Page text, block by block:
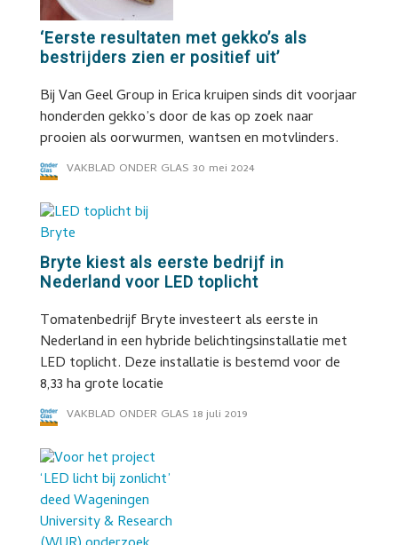
‘Eerste resultaten met gekko’s als
bestrijders zien er positief uit’
Bij Van Geel Group in Erica kruipen sinds dit voorjaar
honderden gekko’s door de kas op zoek naar
prooien als oorwurmen, wantsen en motvlinders.
VAKBLAD ONDER GLAS 30 mei 2024
Bryte kiest als eerste bedrijf in
Nederland voor LED toplicht
Tomatenbedrijf Bryte investeert als eerste in
Nederland in een hybride belichtingsinstallatie met
LED toplicht. Deze installatie is bestemd voor de
8,33 ha grote locatie
VAKBLAD ONDER GLAS 18 juli 2019